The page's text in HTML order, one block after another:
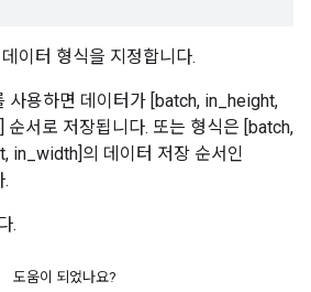
이터 형식을 지정합니다.
사용하면 데이터가 [batch, in_height,
서로 저장됩니다. 또는 형식은 [batch,
in_width]의 데이터 저장 순서인
.
.
도움이 되었나요?